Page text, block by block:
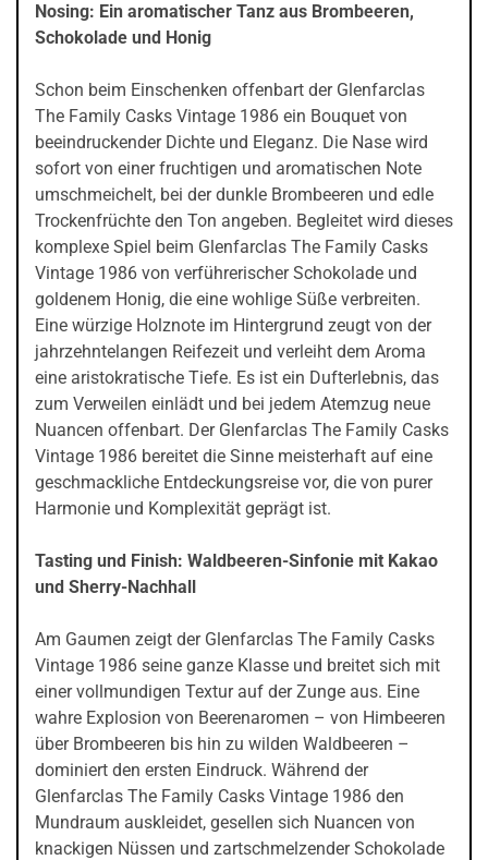
Nosing: Ein aromatischer Tanz aus Brombeeren,
Schokolade und Honig
Schon beim Einschenken offenbart der Glenfarclas
The Family Casks Vintage 1986 ein Bouquet von
beeindruckender Dichte und Eleganz. Die Nase wird
sofort von einer fruchtigen und aromatischen Note
umschmeichelt, bei der dunkle Brombeeren und edle
Trockenfrüchte den Ton angeben. Begleitet wird dieses
komplexe Spiel beim Glenfarclas The Family Casks
Vintage 1986 von verführerischer Schokolade und
goldenem Honig, die eine wohlige Süße verbreiten.
Eine würzige Holznote im Hintergrund zeugt von der
jahrzehntelangen Reifezeit und verleiht dem Aroma
eine aristokratische Tiefe. Es ist ein Dufterlebnis, das
zum Verweilen einlädt und bei jedem Atemzug neue
Nuancen offenbart. Der Glenfarclas The Family Casks
Vintage 1986 bereitet die Sinne meisterhaft auf eine
geschmackliche Entdeckungsreise vor, die von purer
Harmonie und Komplexität geprägt ist.
Tasting und Finish: Waldbeeren-Sinfonie mit Kakao
und Sherry-Nachhall
Am Gaumen zeigt der Glenfarclas The Family Casks
Vintage 1986 seine ganze Klasse und breitet sich mit
einer vollmundigen Textur auf der Zunge aus. Eine
wahre Explosion von Beerenaromen – von Himbeeren
über Brombeeren bis hin zu wilden Waldbeeren –
dominiert den ersten Eindruck. Während der
Glenfarclas The Family Casks Vintage 1986 den
Mundraum auskleidet, gesellen sich Nuancen von
knackigen Nüssen und zartschmelzender Schokolade